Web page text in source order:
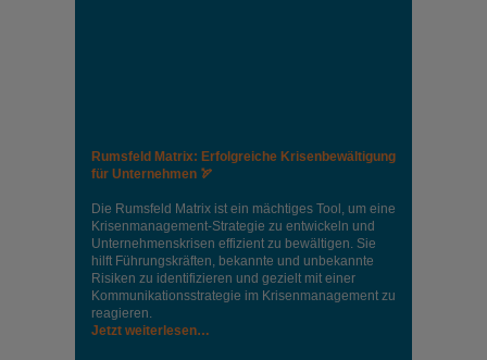
Rumsfeld Matrix: Erfolgreiche Krisenbewältigung
für Unternehmen 🏹
Die Rumsfeld Matrix ist ein mächtiges Tool, um eine
Krisenmanagement-Strategie zu entwickeln und
Unternehmenskrisen effizient zu bewältigen. Sie
hilft Führungskräften, bekannte und unbekannte
Risiken zu identifizieren und gezielt mit einer
Kommunikationsstrategie im Krisenmanagement zu
reagieren.
Jetzt weiterlesen…